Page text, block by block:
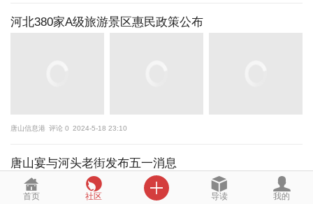
首页 社区

导读 我的
河北380家A级旅游景区惠民政策公布
唐山信息港 评论 0 2024-5-18 23:10
唐山宴与河头老街发布五一消息
唐山信息港 2024-4-30 20:46